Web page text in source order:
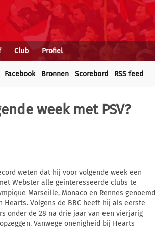
Club Profiel
Facebook Bronnen Scorebord RSS feed
week met PSV?
weten dat hij voor volgende week een
Webster alle geinteresseerde clubs te
Marseille, Monaco en Rennes genoemd
Volgens de BBC heeft hij als eerste
onder de 28 na drie jaar van een vierjarig
Vanwege onenigheid bij Hearts